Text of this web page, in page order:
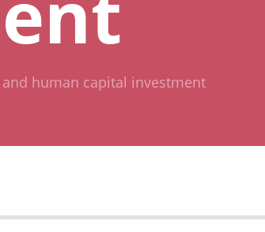
human capital investment